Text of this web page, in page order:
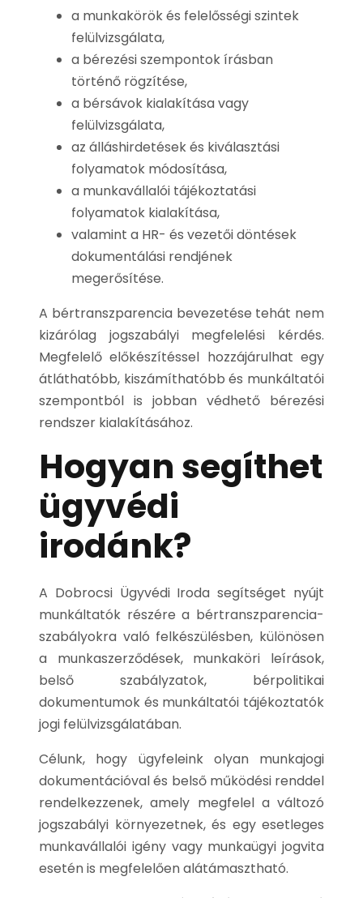
a munkakörök és felelősségi szintek
felülvizsgálata,
a bérezési szempontok írásban
történő rögzítése,
a bérsávok kialakítása vagy
felülvizsgálata,
az álláshirdetések és kiválasztási
folyamatok módosítása,
a munkavállalói tájékoztatási
folyamatok kialakítása,
valamint a HR- és vezetői döntések
dokumentálási rendjének
megerősítése.
A bértranszparencia bevezetése tehát nem
kizárólag jogszabályi megfelelési kérdés.
Megfelelő előkészítéssel hozzájárulhat egy
átláthatóbb, kiszámíthatóbb és munkáltatói
szempontból is jobban védhető bérezési
rendszer kialakításához.
Hogyan segíthet
ügyvédi
irodánk?
A Dobrocsi Ügyvédi Iroda segítséget nyújt
munkáltatók részére a bértranszparencia-
szabályokra való felkészülésben, különösen
a munkaszerződések, munkaköri leírások,
belső szabályzatok, bérpolitikai
dokumentumok és munkáltatói tájékoztatók
jogi felülvizsgálatában.
Célunk, hogy ügyfeleink olyan munkajogi
dokumentációval és belső működési renddel
rendelkezzenek, amely megfelel a változó
jogszabályi környezetnek, és egy esetleges
munkavállalói igény vagy munkaügyi jogvita
esetén is megfelelően alátámasztható.